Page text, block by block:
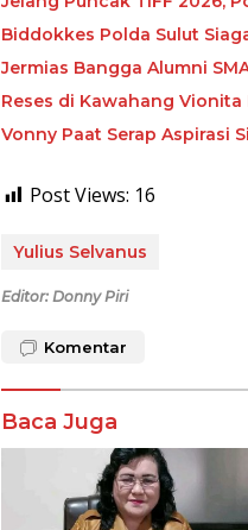
Biddokkes Polda Sulut
Jermias Bangga Alumni
Reses di Kawahang
Vonny Paat Serap Aspirasi
Post Views: 16
Yulius Selvanus
Editor: Donny Piri
Komentar
Baca Juga